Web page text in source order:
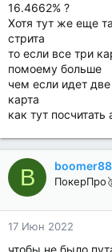
16.4662% ?
Хотя тут же еще
стрита
то если все три
помоему больше
чем если идет
карта
как тут посчитать
B
17 Июн 2022
чтобы не было